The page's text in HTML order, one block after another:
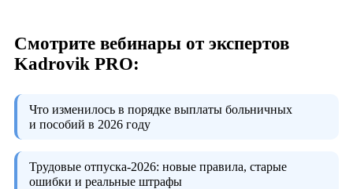
Смотрите вебинары от экспертов
Kadrovik PRO:
Что изменилось в порядке выплаты больничных
и пособий в 2026 году
Трудовые отпуска-2026: новые правила, старые
ошибки и реальные штрафы